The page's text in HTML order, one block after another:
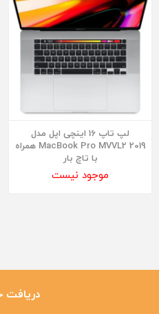
لپ تاپ 16 اینچی اپل مدل
MacBook Pro MVVL2 2019 همراه
با تاچ بار
موجود نیست
دریافت